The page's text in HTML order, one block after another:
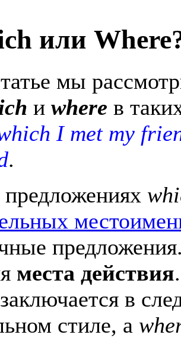
или
мы
и where в
I met my
.
места действия
заключается в
стиле, а